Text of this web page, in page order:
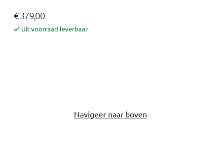
€ 379,00
Uit voorraad leverbaar
Navigeer naar boven